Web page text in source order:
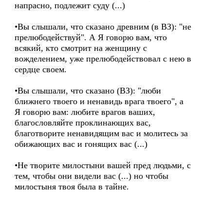
напрасно, подлежит суду (...)
•Вы слышали, что сказано древним (в ВЗ): "не
прелюбодействуй". А Я говорю вам, что
всякий, кто смотрит на женщину с
вожделением, уже прелюбодействовал с нею в
сердце своем.
•Вы слышали, что сказано (ВЗ): "люби
ближнего твоего и ненавидь врага твоего", а
Я говорю вам: любите врагов ваших,
благословляйте проклинающих вас,
благотворите ненавидящим вас и молитесь за
обижающих вас и гонящих вас (...)
•Не творите милостыни вашей пред людьми, с
тем, чтобы они видели вас (...) но чтобы
милостыня твоя была в тайне.